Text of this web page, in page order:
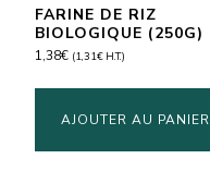
FARINE DE RIZ
BIOLOGIQUE (250G)
1,38€ (1,31€ H.T.)
AJOUTER AU PANIER